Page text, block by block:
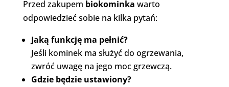
Przed zakupem biokominka warto
odpowiedzieć sobie na kilka pytań:
Jaką funkcję ma pełnić?
Jeśli kominek ma służyć do ogrzewania,
zwróć uwagę na jego moc grzewczą.
Gdzie będzie ustawiony?